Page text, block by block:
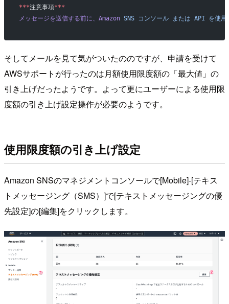
***注意事項***
メッセージを送信する前に、Amazon SNS コンソール または API を使用
そしてメールを見て気がついたののですが、申請を受けて
AWSサポートが行ったのは月額使用限度額の「最大値」の
引き上げだったようです。よって更にユーザーによる使用限
度額の引き上げ設定操作が必要のようです。
使用限度額の引き上げ設定
Amazon SNSのマネジメントコンソールで[Mobile]-[テキス
トメッセージング（SMS）]で[テキストメッセージングの優
先設定]の[編集]をクリックします。